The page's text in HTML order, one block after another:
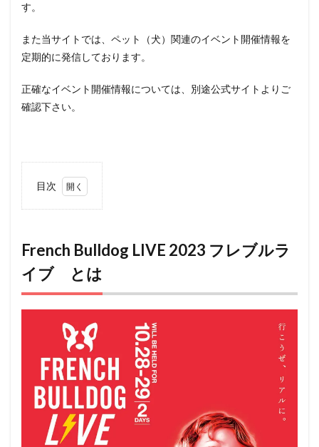
す。
また当サイトでは、ペット（犬）関連のイベント開催情報を
定期的に発信しております。
正確なイベント開催情報については、別途公式サイトよりご
確認下さい。
目次
2023
フレブ
ルライ
ブ と
は
セス
3
ペッ
ト
（犬
French Bulldog LIVE 2023 フレブルラ
イブ とは